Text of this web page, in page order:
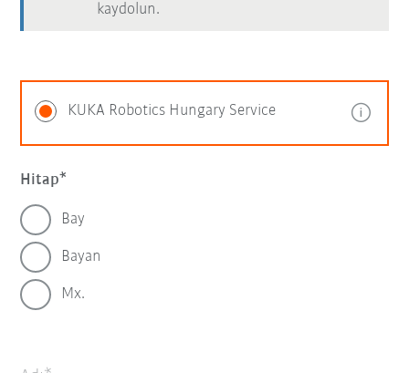
kaydolun.
KUKA Robotics Hungary Service
Hitap
Bay
Bayan
Mx.